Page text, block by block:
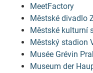
MeetFactory
Městské divadlo
Městské kulturní
Městský stadion
Musée Grévin
Museum der